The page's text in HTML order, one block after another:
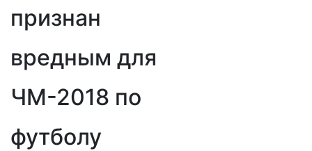
признан
вредным для
ЧМ-2018 по
футболу